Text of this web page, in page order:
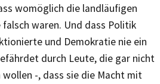
womöglich die landläufigen
waren. Und dass Politik
und Demokratie nie ein
durch Leute, die gar nicht
wollen -, dass sie die Macht mit